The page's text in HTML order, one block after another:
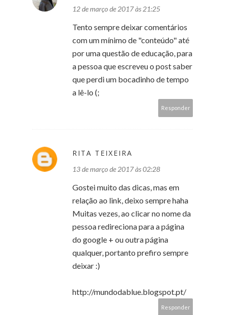
12 de março de 2017 às 21:25
Tento sempre deixar comentários
com um mínimo de "conteúdo" até
por uma questão de educação, para
a pessoa que escreveu o post saber
que perdi um bocadinho de tempo
a lê-lo (;
Responder
RITA TEIXEIRA
13 de março de 2017 às 02:28
Gostei muito das dicas, mas em
relação ao link, deixo sempre haha
Muitas vezes, ao clicar no nome da
pessoa redireciona para a página
do google + ou outra página
qualquer, portanto prefiro sempre
deixar :)
http://mundodablue.blogspot.pt/
Responder